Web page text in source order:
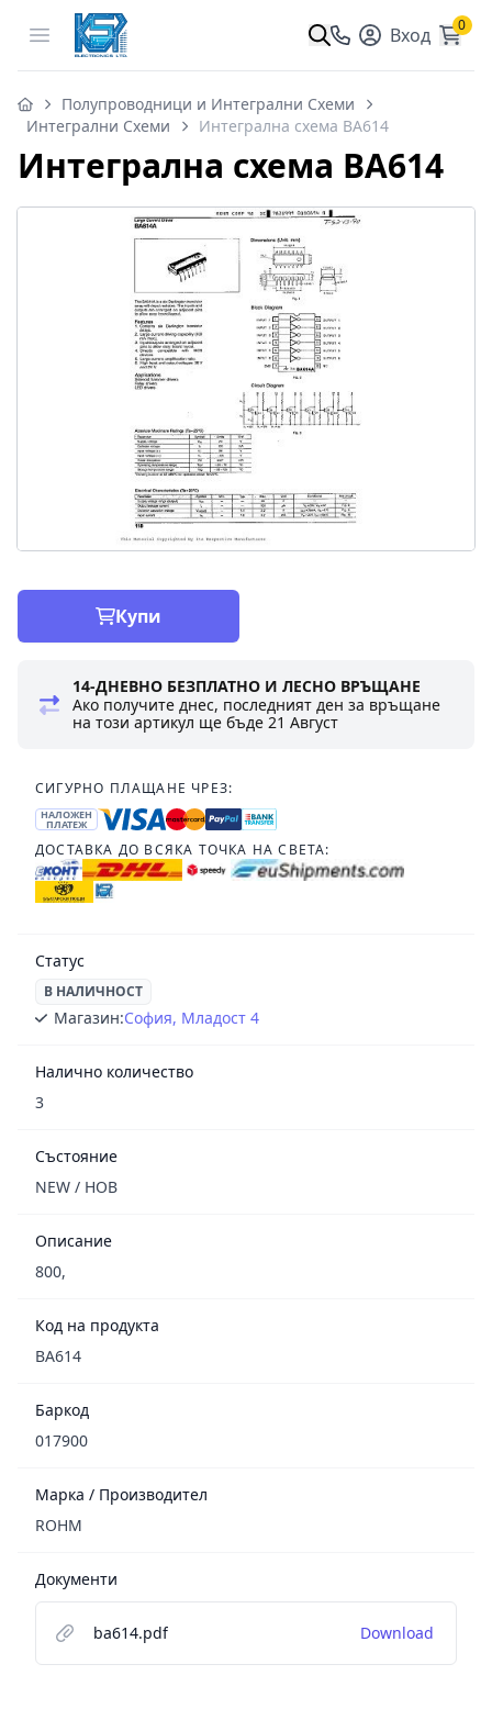
Open menu Вход 0
Полупроводници и Интегрални Схеми
Интегрални Схеми
Интегрална схема BA614
Интегрална схема BA614
Купи
14-ДНЕВНО БЕЗПЛАТНО И ЛЕСНО ВРЪЩАНЕ
Ако получите днес, последният ден за връщане
на този артикул ще бъде21 Август
СИГУРНО ПЛАЩАНЕ ЧРЕЗ:
НАЛОЖЕН
ПЛАТЕЖ
ДОСТАВКА ДО ВСЯКА ТОЧКА НА СВЕТА:
Статус
В НАЛИЧНОСТ
Магазин:София, Младост 4
Налично количество
3
Състояние
NEW / НОВ
Описание
800,
Код на продукта
BA614
Баркод
017900
Марка / Производител
ROHM
Документи
ba614.pdf Download